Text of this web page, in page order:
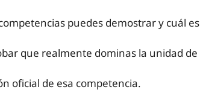
puedes demostrar y cuál
que realmente dominas la unidad
oficial de esa competencia.